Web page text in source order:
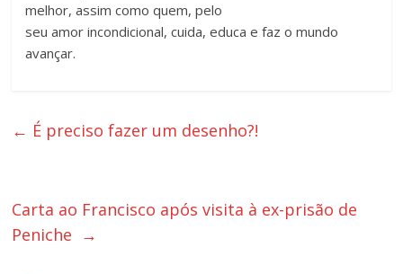
melhor, assim como quem, pelo
seu amor incondicional, cuida, educa e faz o mundo
avançar.
← É preciso fazer um desenho?!
Carta ao Francisco após visita à ex-prisão de
Peniche →